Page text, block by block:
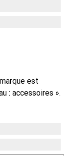
est
: accessoires ».